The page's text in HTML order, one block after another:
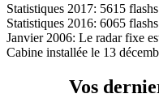
Statistiques 2017: 5615 flashs
Statistiques 2016: 6065
Janvier 2006: Le radar fixe
Cabine installée le 13
Vos